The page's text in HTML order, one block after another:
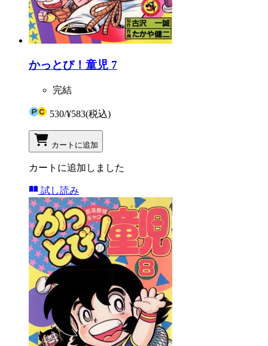
かっとび！童児 7
完結
530/¥583(税込)
カートに追加
カートに追加しました
試し読み